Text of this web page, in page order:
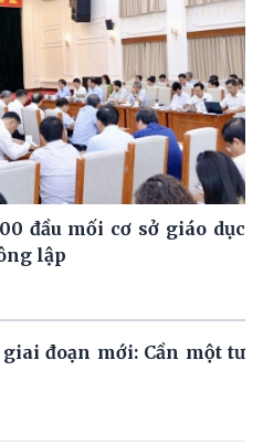
đầu mối cơ sở giáo dục
lập
đoạn mới: Cần một tư